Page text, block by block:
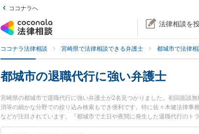
ココナラへ
法律相談を
ココナラ法律相談 宮崎県で法律相談できる弁護士 都城市で法律
都城市の退職代行に強い弁護士
宮崎県の都城市で退職代行に強い弁護士が2名見つかりました。初回面談
消等の細かな分野での絞り込み検索もでき便利です。特に佐々木健法律
などが注目されています。『都城市で土日や夜間に発生した退職代行の
い』『初回相談無料で退職代行を法律相談できる都城市内の弁護士に相